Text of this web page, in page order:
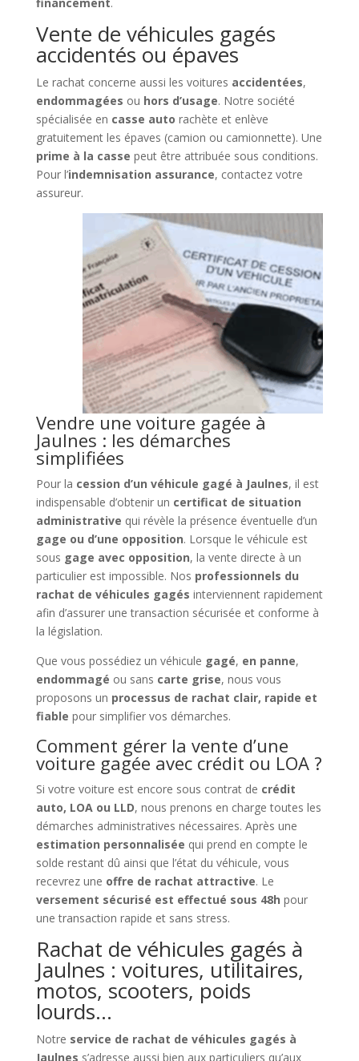
Vente de véhicules gagés
accidentés ou épaves
Le rachat concerne aussi les voitures accidentées,
endommagées ou hors d’usage. Notre société
spécialisée en casse auto rachète et enlève
gratuitement les épaves (camion ou camionnette). Une
prime à la casse peut être attribuée sous conditions.
Pour l’indemnisation assurance, contactez votre
assureur.
Vendre une voiture gagée à
Jaulnes : les démarches
simplifiées
Pour la cession d’un véhicule gagé à Jaulnes, il est
indispensable d’obtenir un certificat de situation
administrative qui révèle la présence éventuelle d’un
gage ou d’une opposition. Lorsque le véhicule est
sous gage avec opposition, la vente directe à un
particulier est impossible. Nos professionnels du
rachat de véhicules gagés interviennent rapidement
afin d’assurer une transaction sécurisée et conforme à
la législation.
Que vous possédiez un véhicule gagé, en panne,
endommagé ou sans carte grise, nous vous
proposons un processus de rachat clair, rapide et
fiable pour simplifier vos démarches.
Comment gérer la vente d’une
voiture gagée avec crédit ou LOA ?
Si votre voiture est encore sous contrat de crédit
auto, LOA ou LLD, nous prenons en charge toutes les
démarches administratives nécessaires. Après une
estimation personnalisée qui prend en compte le
solde restant dû ainsi que l’état du véhicule, vous
recevrez une offre de rachat attractive. Le
versement sécurisé est effectué sous 48h pour
une transaction rapide et sans stress.
Rachat de véhicules gagés à
Jaulnes : voitures, utilitaires,
motos, scooters, poids
lourds…
Notre service de rachat de véhicules gagés à
Jaulnes s’adresse aussi bien aux particuliers qu’aux